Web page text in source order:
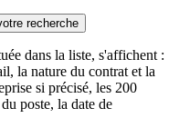
recherche
dans la liste, s'affichent :
la nature du contrat et la
si précisé, les 200
poste, la date de